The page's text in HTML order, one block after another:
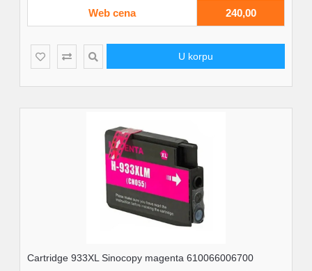
Web cena 240,00
U korpu
Cartridge 933XL Sinocopy magenta 610066006700